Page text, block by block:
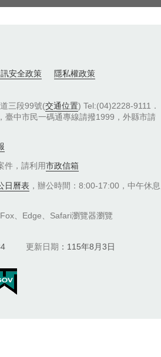
安全政策 隱私權政策
三段99號(交通位置) Tel:(04)2228-9111．
臺中市民一碼通專線請撥1999，外縣市請
件，請利用市政信箱
日曆表 ，辦公時間：8:00-17:00，中午休息
、Edge、Safari瀏覽器瀏覽
更新日期 115年8月3日